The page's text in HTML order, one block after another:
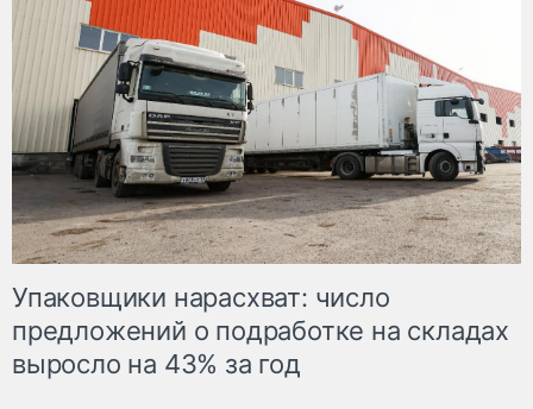
Упаковщики нарасхват: число
предложений о подработке на складах
выросло на 43% за год